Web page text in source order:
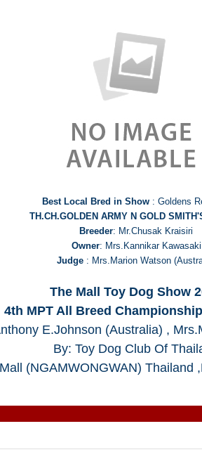
Best Local Bred in Show: Goldens
TH.CH.GOLDEN ARMY N GOLD
Breeder: Mr.Chusak Kraisiri
Owner: Mrs.Kannikar Kawasaki
Judge : Mrs.Marion Watson
The Mall Toy Dog Show
4th MPT All Breed
E.Johnson (Australia) ,
By: Toy Dog Club Of
(NGAMWONGWAN) Thailand